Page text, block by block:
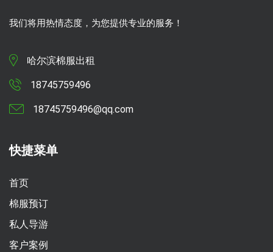
我们将用热情态度，为您提供专业的服务！
哈尔滨棉服出租
18745759496
18745759496@qq.com
快捷菜单
首页
棉服预订
私人导游
客户案例